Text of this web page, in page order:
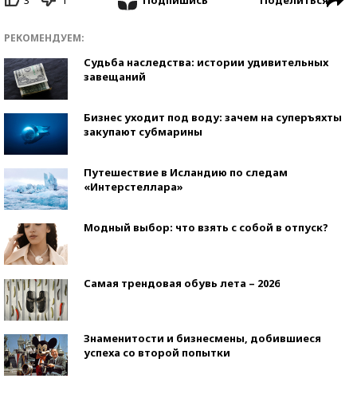
РЕКОМЕНДУЕМ:
Судьба наследства: истории удивительных
завещаний
Бизнес уходит под воду: зачем на суперъяхты
закупают субмарины
Путешествие в Исландию по следам
«Интерстеллара»
Модный выбор: что взять с собой в отпуск?
Самая трендовая обувь лета – 2026
Знаменитости и бизнесмены, добившиеся
успеха со второй попытки